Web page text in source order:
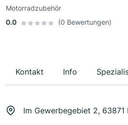
Motorradzubehör
0.0
(0 Bewertungen)
Kontakt Info
Im Gewerbegebiet 2, 63871